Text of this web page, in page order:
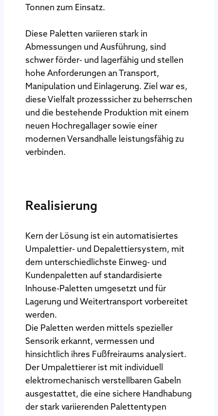
Tonnen zum Einsatz.
Diese Paletten variieren stark in
Abmessungen und Ausführung, sind
schwer förder- und lagerfähig und stellen
hohe Anforderungen an Transport,
Manipulation und Einlagerung. Ziel war es,
diese Vielfalt prozesssicher zu beherrschen
und die bestehende Produktion mit einem
neuen Hochregallager sowie einer
modernen Versandhalle leistungsfähig zu
verbinden.
Realisierung
Kern der Lösung ist ein automatisiertes
Umpalettier- und Depalettiersystem, mit
dem unterschiedlichste Einweg- und
Kundenpaletten auf standardisierte
Inhouse-Paletten umgesetzt und für
Lagerung und Weitertransport vorbereitet
werden.
Die Paletten werden mittels spezieller
Sensorik erkannt, vermessen und
hinsichtlich ihres Fußfreiraums analysiert.
Der Umpalettierer ist mit individuell
elektromechanisch verstellbaren Gabeln
ausgestattet, die eine sichere Handhabung
der stark variierenden Palettentypen